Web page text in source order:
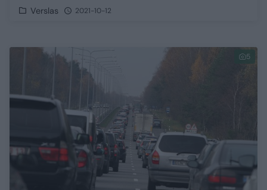
Verslas 2021-10-12
5